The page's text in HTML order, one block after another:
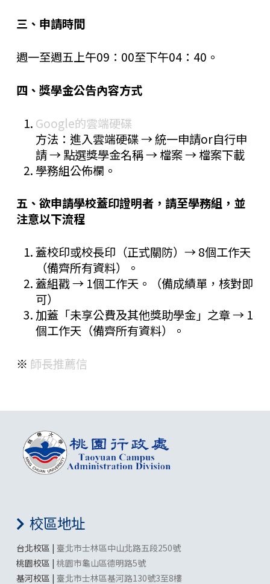
三、申請時間
週一至週五上午09：00至下午04：40。
四、獎學金公告內容方式
Google的雲端硬碟
方法：進入雲端硬碟 → 統一申請or自行申
請 → 點選獎學金名稱 → 檔案 → 檔案下載
學務組公佈欄。
五、欲申請學校蓋印證明者，請至學務組，並
注意以下流程
蓋校印或校長印（正式關防）→ 8個工作天
（備齊所有資料）。
蓋組戳 → 1個工作天。（備成績單，核對即
可）
加蓋「未享公費及其他獎助學金」之章 → 1
個工作天（備齊所有資料）。
※ 師長推薦信
校區地址
台北校區 | 臺北市士林區中山北路五段250號
桃園校區 | 桃園市龜山區德明路5號
基河校區 | 臺北市士林區基河路130號3至8樓